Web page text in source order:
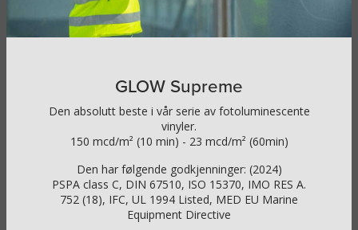
GLOW Supreme
Den absolutt beste i vår serie av fotoluminescente
vinyler.
150 mcd/m² (10 min) - 23 mcd/m² (60min)
Den har følgende godkjenninger: (2024)
PSPA class C, DIN 67510, ISO 15370, IMO RES A.
752 (18), IFC, UL 1994 Listed, MED EU Marine
Equipment Directive